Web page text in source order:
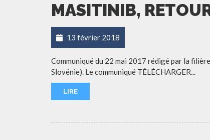
MASITINIB,
13 février 2018
Communiqué du 22 mai 2017 rédigé par la
Slovénie). Le communiqué TÉLÉCHARGER...
LIRE